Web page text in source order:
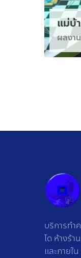
แม่บ้
ผลงาน
บริการทำ
โด ห้างร้
และภายใ